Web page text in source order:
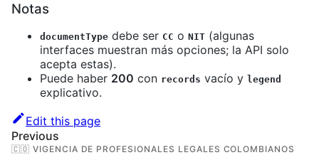
Notas
documentType debe ser CC o NIT (algunas
interfaces muestran más opciones; la API solo
acepta estas).
Puede haber 200 con records vacío y legend
explicativo.
Edit this page
Previous
🇨🇴 VIGENCIA DE PROFESIONALES LEGALES COLOMBIANOS